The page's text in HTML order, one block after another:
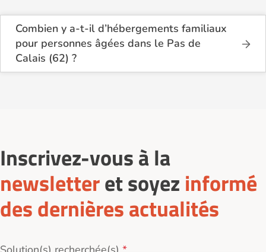
Combien y a-t-il d’hébergements familiaux
pour personnes âgées dans le Pas de
Calais (62) ?
Sur Logement-seniors.com, on recense actuellement
établissement collectif.
Inscrivez-vous à la
newsletteret soyez informé
des dernières actualités